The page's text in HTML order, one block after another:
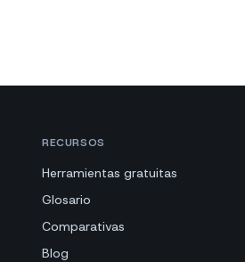
RECURSOS
Herramientas gratuitas
Glosario
Comparativas
Blog